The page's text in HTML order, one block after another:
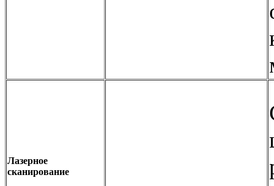
Лазерное
сканирование